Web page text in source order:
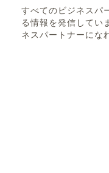
すべてのビジネスパ
る情報を発信してい
ネスパートナーにな